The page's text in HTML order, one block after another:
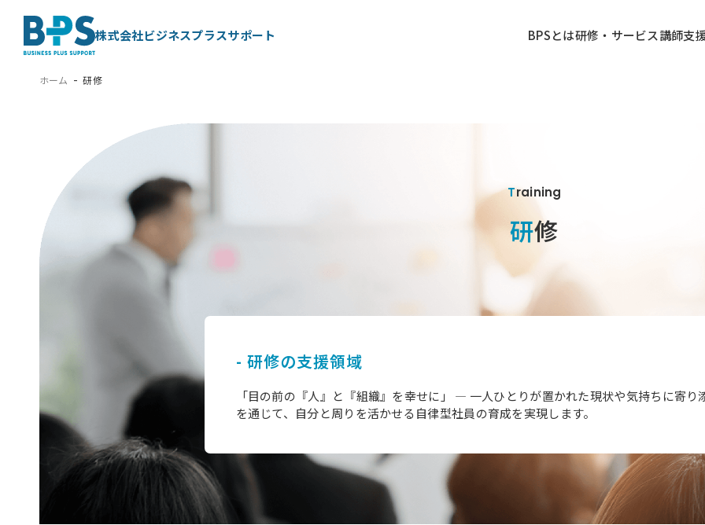
株式会社ビジネスプラスサポート BPSとは研修・サービス講師支
ホーム 研修
Training
研修
- 研修の支援領域
「目の前の『人』と『組織』を幸せに」 ― 一人ひとりが置かれた現状や気持ちに寄り
を通じて、自分と周りを活かせる自律型社員の育成を実現します。